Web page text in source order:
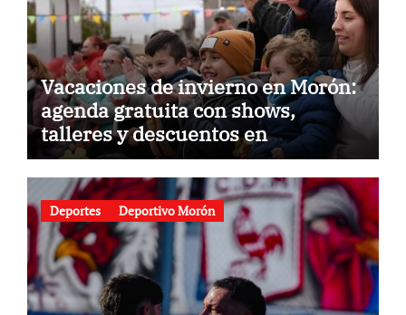
Vacaciones de invierno en Morón:
agenda gratuita con shows,
talleres y descuentos en
gastronomía
Deportes Deportivo Morón